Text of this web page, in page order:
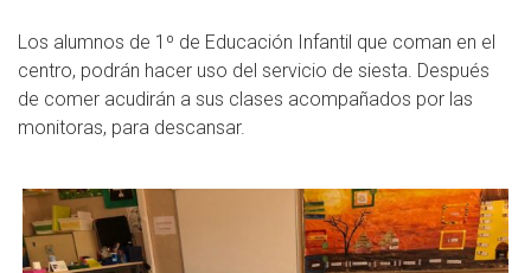
Los alumnos de 1º de Educación Infantil que coman en el
centro, podrán hacer uso del servicio de siesta. Después
de comer acudirán a sus clases acompañados por las
monitoras, para descansar.